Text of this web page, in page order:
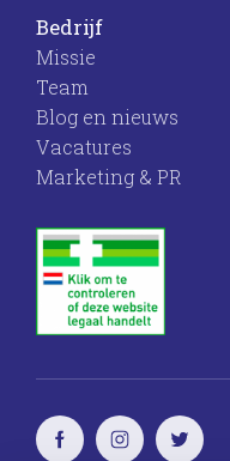
Bedrijf
Missie
Team
Blog en nieuws
Vacatures
Marketing & PR